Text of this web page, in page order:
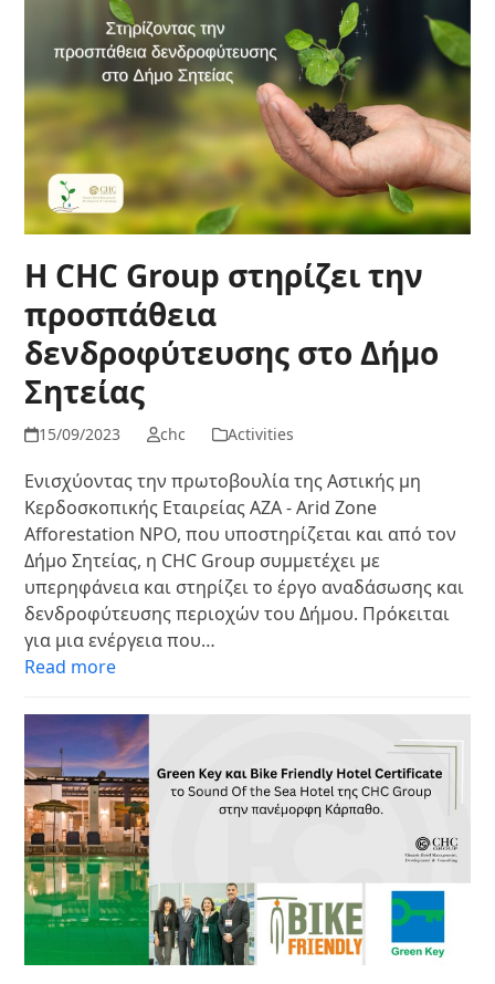
Η CHC Group στηρίζει την
προσπάθεια
δενδροφύτευσης στο Δήμο
Σητείας
15/09/2023 chc Activities
Ενισχύοντας την πρωτοβουλία της Αστικής μη
Κερδοσκοπικής Εταιρείας ΑΖΑ - Arid Zone
Afforestation NPO, που υποστηρίζεται και από τον
Δήμο Σητείας, η CHC Group συμμετέχει με
υπερηφάνεια και στηρίζει το έργο αναδάσωσης και
δενδροφύτευσης περιοχών του Δήμου. Πρόκειται
για μια ενέργεια που…
Read more